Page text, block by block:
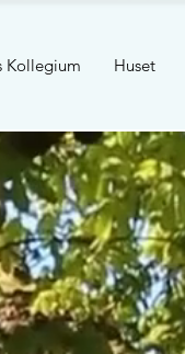
Kollegium Huset